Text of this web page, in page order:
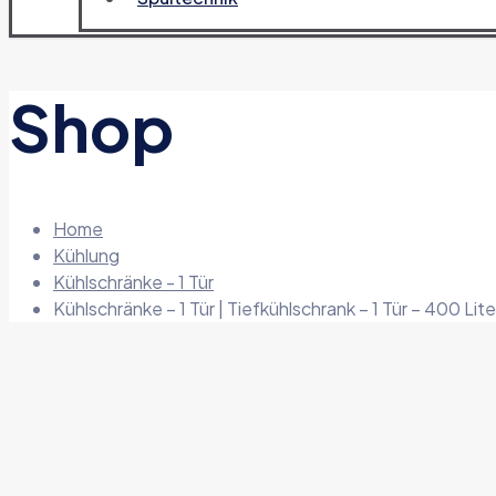
Shop
Home
Kühlung
Kühlschränke - 1 Tür
Kühlschränke – 1 Tür | Tiefkühlschrank – 1 Tür – 400